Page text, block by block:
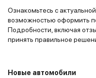
2 277 600 ₽
2 735 000 ₽
2 184 750 ₽
В наличии
Ознакомьтесь с
возможностью оформить
Подробности, включая
принять правильное
Новые автомобили